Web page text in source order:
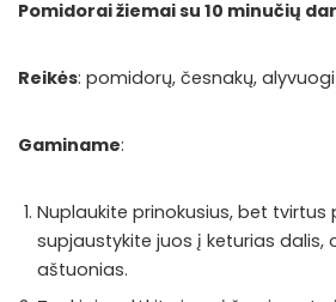
Pomidorai žiemai su 10 minučių
Reikės: pomidorų, česnakų,
Gaminame:
Nuplaukite prinokusius, bet tvirtus
supjaustykite juos į keturias dalis,
aštuonias.